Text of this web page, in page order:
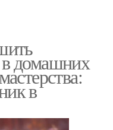
домашних
в